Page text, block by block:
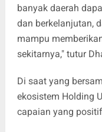
banyak daerah
dan berkelanjutan,
mampu
sekitarnya," tutur
Di saat yang
ekosistem Holding
capaian yang